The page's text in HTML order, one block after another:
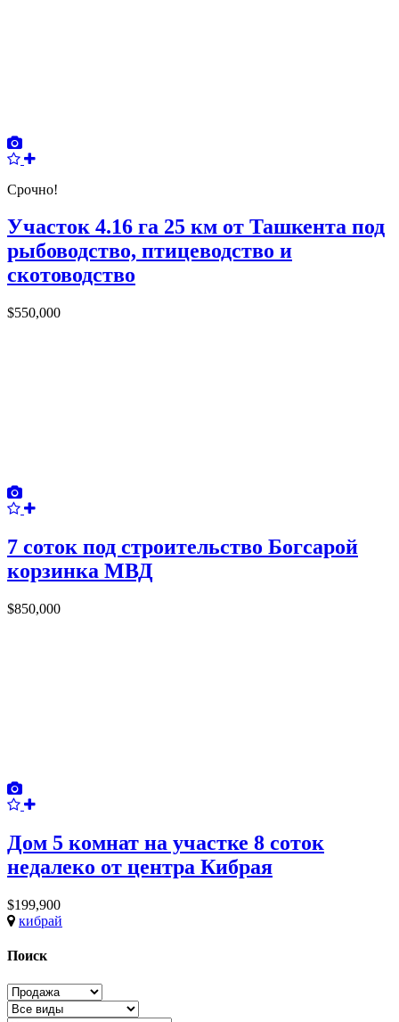
Срочно!
Участок 4.16 га 25 км от Ташкента под
рыбоводство, птицеводство и
скотоводство
$550,000
7 соток под строительство Богсарой
корзинка МВД
$850,000
Дом 5 комнат на участке 8 соток
недалеко от центра Кибрая
$199,900
кибрай
Поиск